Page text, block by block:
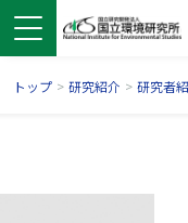
トップ > 研究紹介 > 研究者